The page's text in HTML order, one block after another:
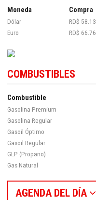
Moneda Compra
Dólar RD$ 58.13
Euro
RD$ 66.76
COMBUSTIBLES
Combustible
Gasolina Premium
Gasolina Regular
Gasoil Óptimo
Gasoil Regular
GLP (Propano)
Gas Natural
AGENDA DEL DÍA